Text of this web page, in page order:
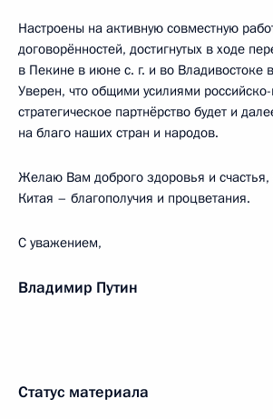
Настроены на активную совместную
договорённостей, достигнутых в ходе
в Пекине в июне с. г. и во Владивостоке
Уверен, что общими усилиями
стратегическое партнёрство будет и
на благо наших стран и народов.
Желаю Вам доброго здоровья и
Китая – благополучия и процветания.
С уважением,
Владимир Путин
Статус материала